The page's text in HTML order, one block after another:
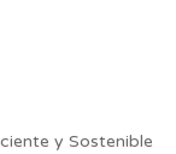
y Sostenible